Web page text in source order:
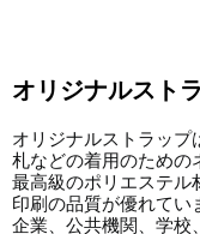
オリジナルスト
オリジナルストラップ
札などの着用のための
最高級のポリエステル
印刷の品質が優れてい
企業、公共機関、学校